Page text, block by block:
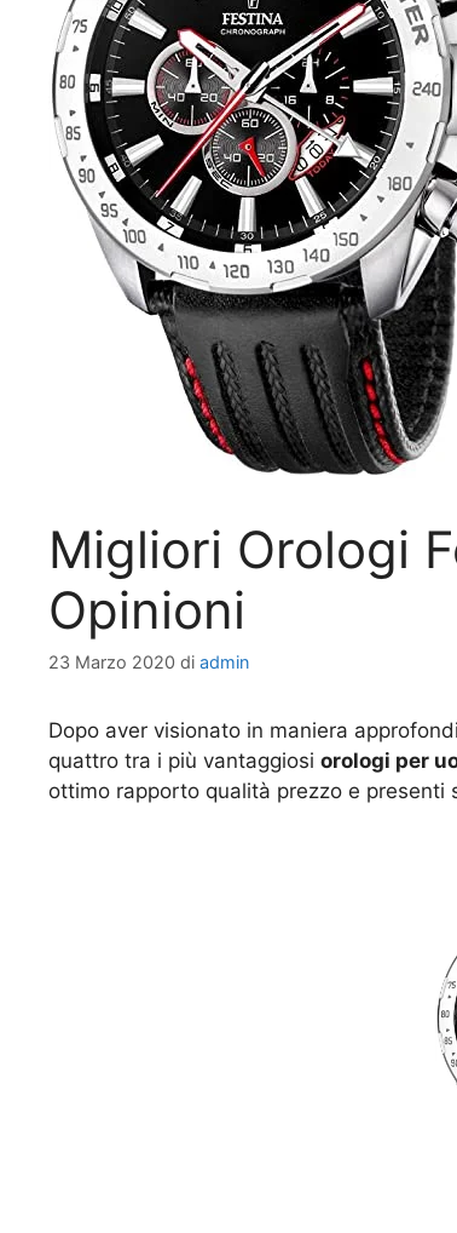
Migliori Orologi
Opinioni
23 Marzo 2020 di admin
Dopo aver visionato in maniera
quattro tra i più vantaggiosi orologi per
ottimo rapporto qualità prezzo e presenti